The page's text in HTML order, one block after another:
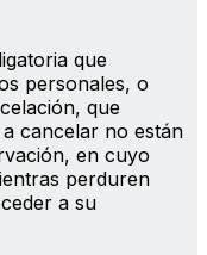
que
personales, o
que
cancelar no están
en cuyo
perduren
a su